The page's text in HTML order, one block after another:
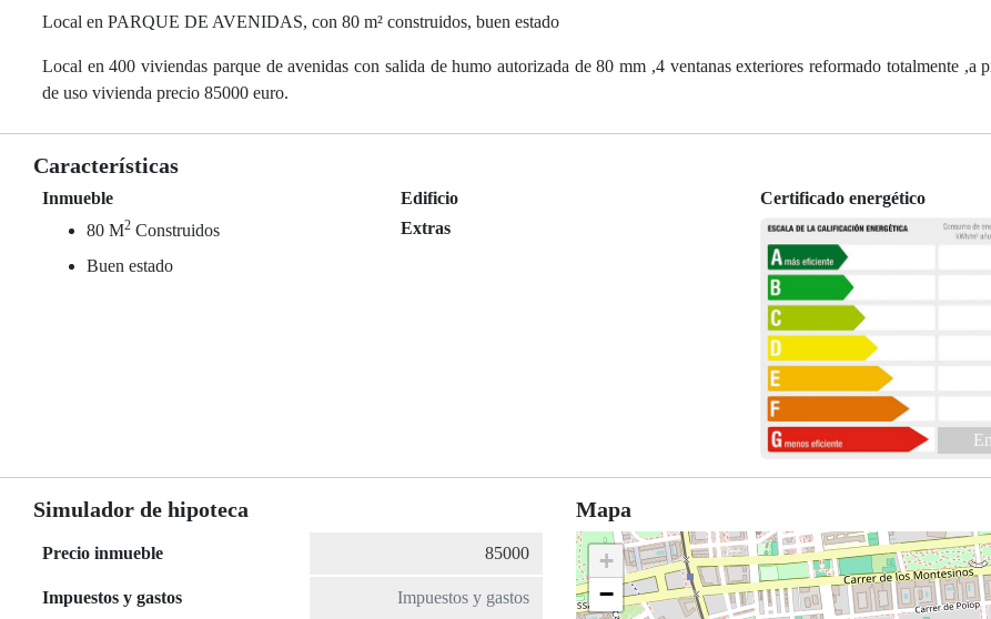
Local en PARQUE DE AVENIDAS, con 80 m² construidos, buen estado
Local en 400 viviendas parque de avenidas con salida de humo autorizada de 80 mm ,4 ventanas exteriores reformado totalmente ,a
de uso vivienda precio 85000 euro.
Características
Inmueble
80 M2 Construidos
Buen estado
Edificio
Extras
Certificado energético
Simulador de hipoteca
Precio inmueble
Impuestos y gastos
Mapa
+
−